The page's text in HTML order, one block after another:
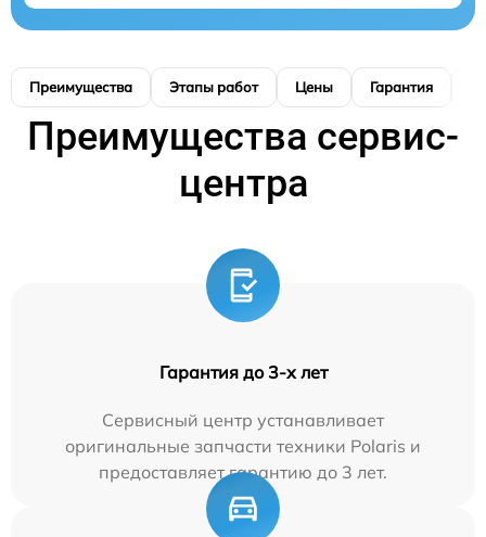
Преимущества Этапы работ Цены Гарантия
Преимущества сервис-
центра
Гарантия до 3-х лет
Сервисный центр устанавливает
оригинальные запчасти техники Polaris и
предоставляет гарантию до 3 лет.